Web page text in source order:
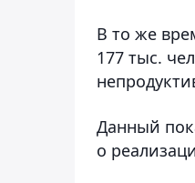
В то же
177 тыс.
Данный
о